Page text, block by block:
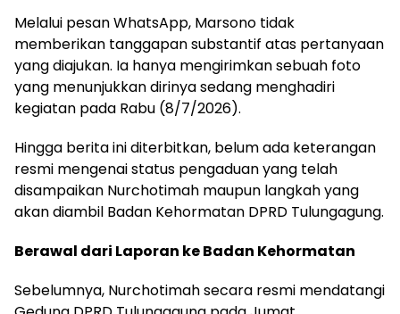
Melalui pesan WhatsApp, Marsono tidak
memberikan tanggapan substantif atas pertanyaan
yang diajukan. Ia hanya mengirimkan sebuah foto
yang menunjukkan dirinya sedang menghadiri
kegiatan pada Rabu (8/7/2026).
Hingga berita ini diterbitkan, belum ada keterangan
resmi mengenai status pengaduan yang telah
disampaikan Nurchotimah maupun langkah yang
akan diambil Badan Kehormatan DPRD Tulungagung.
Berawal dari Laporan ke Badan Kehormatan
Sebelumnya, Nurchotimah secara resmi mendatangi